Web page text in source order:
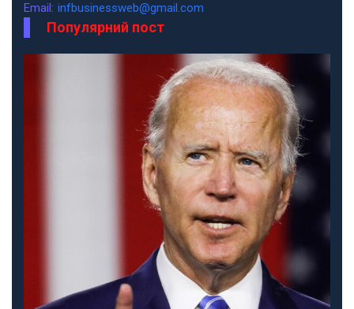
Email: infbusinessweb@gmail.com
Популярний пост